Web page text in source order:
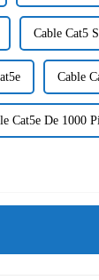
Cable Cat5
Cable
Cat5e De 1000